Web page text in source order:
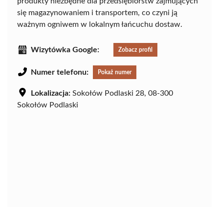
się magazynowaniem i transportem, co czyni ją
ważnym ogniwem w lokalnym łańcuchu dostaw.
Wizytówka Google: Zobacz profil
Numer telefonu: Pokaż numer
Lokalizacja: Sokołów Podlaski 28, 08-300
Sokołów Podlaski